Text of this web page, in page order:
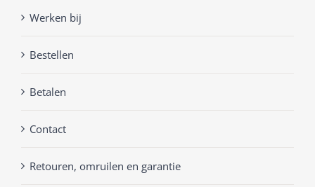
Werken bij
Bestellen
Betalen
Contact
Retouren, omruilen en garantie